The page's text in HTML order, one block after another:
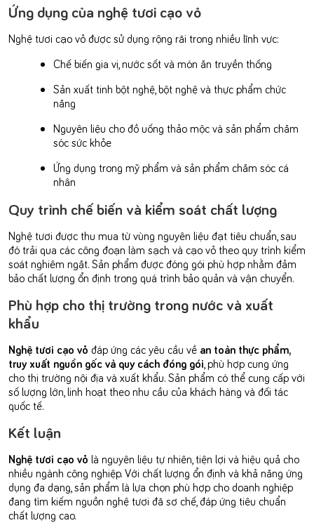
Ứng dụng của nghệ tươi cạo vỏ
Nghệ tươi cạo vỏ được sử dụng rộng rãi trong nhiều lĩnh vực:
Chế biến gia vị, nước sốt và món ăn truyền thống
Sản xuất tinh bột nghệ, bột nghệ và thực phẩm chức
năng
Nguyên liệu cho đồ uống thảo mộc và sản phẩm chăm
sóc sức khỏe
Ứng dụng trong mỹ phẩm và sản phẩm chăm sóc cá
nhân
Quy trình chế biến và kiểm soát chất lượng
Nghệ tươi được thu mua từ vùng nguyên liệu đạt tiêu chuẩn, sau
đó trải qua các công đoạn làm sạch và cạo vỏ theo quy trình kiểm
soát nghiêm ngặt. Sản phẩm được đóng gói phù hợp nhằm đảm
bảo chất lượng ổn định trong quá trình bảo quản và vận chuyển.
Phù hợp cho thị trường trong nước và xuất
khẩu
Nghệ tươi cạo vỏ đáp ứng các yêu cầu về an toàn thực phẩm,
truy xuất nguồn gốc và quy cách đóng gói , phù hợp cung ứng
cho thị trường nội địa và xuất khẩu. Sản phẩm có thể cung cấp với
số lượng lớn, linh hoạt theo nhu cầu của khách hàng và đối tác
quốc tế.
Kết luận
Nghệ tươi cạo vỏ là nguyên liệu tự nhiên, tiện lợi và hiệu quả cho
nhiều ngành công nghiệp. Với chất lượng ổn định và khả năng ứng
dụng đa dạng, sản phẩm là lựa chọn phù hợp cho doanh nghiệp
đang tìm kiếm nguồn nghệ tươi đã sơ chế, đáp ứng tiêu chuẩn
chất lượng cao.